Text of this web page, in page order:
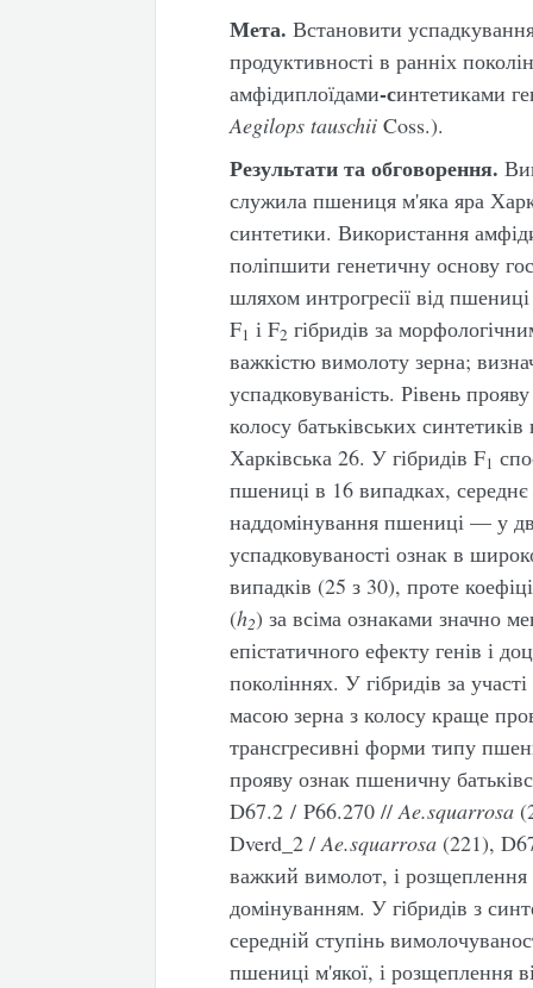
Мета. Встановити
продуктивності в ранніх
амфідиплоїдами-синтетиками
Aegilops tauschii Coss.).
Результати та обговорення.
служила пшениця м'яка яра
синтетики. Використання
поліпшити генетичну основу
шляхом интрогресії від
F1 і F2 гібридів за
важкістю вимолоту зерна;
успадковуваність. Рівень
колосу батьківських
Харківська 26. У гібридів F1
пшениці в 16 випадках,
наддомінування пшениці — у
успадковуваності ознак в
випадків (25 з 30), проте
(h2) за всіма ознаками значно
епістатичного ефекту генів і
поколіннях. У гібридів за
масою зерна з колосу краще
трансгресивні форми типу
прояву ознак пшеничну
D67.2 / P66.270 //Ae.squarrosa
Dverd_2 /Ae.squarrosa (221),
важкий вимолот, і розщеплення
домінуванням. У гібридів з
середній ступінь
пшениці м'якої, і розщеплення